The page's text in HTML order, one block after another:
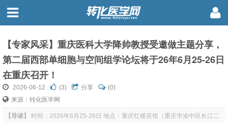
【专家风采】重庆医科大学降帅教授受邀做主题分享，
第二届西部单细胞与空间组学论坛将于26年6月25-26日
在重庆召开！
2026-06-12 (3) 分享
(0)
来源：转化医学网
【导读】
时间：2026年6月25-26日 地点：重庆红楼宾馆（‌重庆市渝中区长江二